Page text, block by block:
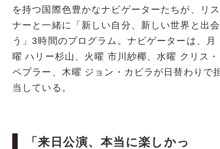
を持つ国際色豊かなナビゲーターたちが、リス
ナーと一緒に「新しい自分、新しい世界と出会
う」3時間のプログラム。ナビゲーターは、月
曜 ハリー杉山、火曜 市川紗椰、水曜 クリス・
ペプラー、木曜 ジョン・カビラが日替わりで
当している。
「来日公演、本当に楽しかっ